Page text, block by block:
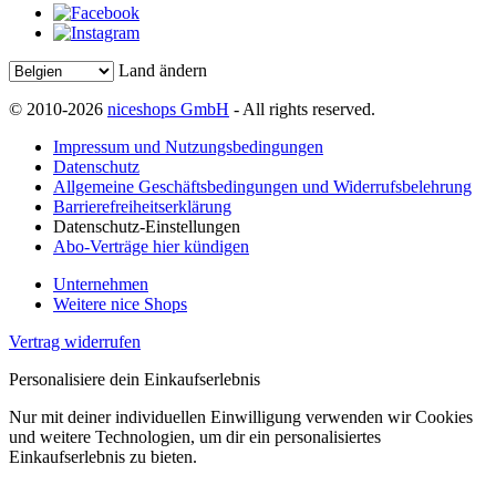
Land ändern
© 2010-2026 niceshops GmbH - All rights reserved.
Impressum und Nutzungsbedingungen
Datenschutz
Allgemeine Geschäftsbedingungen und Widerrufsbelehrung
Barrierefreiheitserklärung
Datenschutz-Einstellungen
Abo-Verträge hier kündigen
Unternehmen
Weitere nice Shops
Vertrag widerrufen
Personalisiere dein Einkaufserlebnis
Nur mit deiner individuellen Einwilligung verwenden wir Cookies
und weitere Technologien, um dir ein personalisiertes
Einkaufserlebnis zu bieten.